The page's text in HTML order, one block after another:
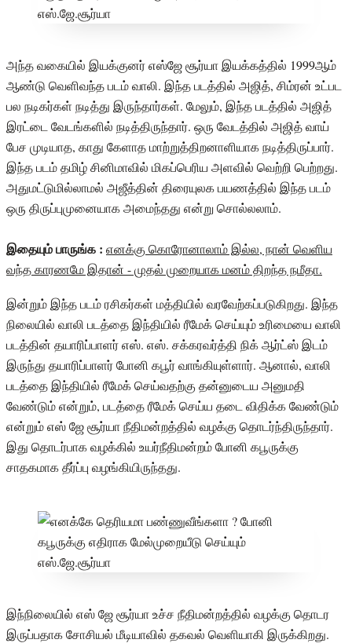
அந்த வகையில் இயக்குனர் எஸ்ஜே சூர்யா இயக்கத்தில் 1999ஆம்
ஆண்டு வெளிவந்த படம் வாலி. இந்த படத்தில் அஜித், சிம்ரன் உட்பட
பல நடிகர்கள் நடித்து இருந்தார்கள். மேலும், இந்த படத்தில் அஜித்
இரட்டை வேடங்களில் நடித்திருந்தார். ஒரு வேடத்தில் அஜித் வாய்
பேச முடியாத, காது கேளாத மாற்றுத்திறனாளியாக நடித்திருப்பார்.
இந்த படம் தமிழ் சினிமாவில் மிகப்பெரிய அளவில் வெற்றி பெற்றது.
அதுமட்டுமில்லாமல் அஜீத்தின் திரையுலக பயணத்தில் இந்த படம்
ஒரு திருப்புமுனையாக அமைந்தது என்று சொல்லலாம்.
இதையும் பாருங்க : எனக்கு கொரோனாலாம் இல்ல, நான் வெளிய
வந்த காரணமே இதான் - முதல் முறையாக மனம் திறந்த நமீதா.
இன்றும் இந்த படம் ரசிகர்கள் மத்தியில் வரவேற்கப்படுகிறது. இந்த
நிலையில் வாலி படத்தை இந்தியில் ரீமேக் செய்யும் உரிமையை வாலி
படத்தின் தயாரிப்பாளர் எஸ். எஸ். சக்கரவர்த்தி நிக் ஆர்ட்ஸ் இடம்
இருந்து தயாரிப்பாளர் போனி கபூர் வாங்கியுள்ளார். ஆனால், வாலி
படத்தை இந்தியில் ரீமேக் செய்வதற்கு தன்னுடைய அனுமதி
வேண்டும் என்றும், படத்தை ரீமேக் செய்ய தடை விதிக்க வேண்டும்
என்றும் எஸ் ஜே சூர்யா நீதிமன்றத்தில் வழக்கு தொடர்ந்திருந்தார்.
இது தொடர்பாக வழக்கில் உயர்நீதிமன்றம் போனி கபூருக்கு
சாதகமாக தீர்ப்பு வழங்கியிருந்தது.
இந்நிலையில் எஸ் ஜே சூர்யா உச்ச நீதிமன்றத்தில் வழக்கு தொடர
இருப்பதாக சோசியல் மீடியாவில் தகவல் வெளியாகி இருக்கிறது.